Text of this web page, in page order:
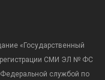
«Государственный
регистрации СМИ ЭЛ № ФС
службой по